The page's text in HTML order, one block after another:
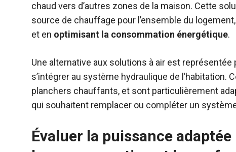
chaud vers d’autres zones de la maison. Cette
source de chauffage pour l’ensemble du
et en optimisant la consommation énergétique.
Une alternative aux solutions à air est représentée
s’intégrer au système hydraulique de
planchers chauffants, et sont particulièrement
qui souhaitent remplacer ou compléter un
Évaluer la puissance